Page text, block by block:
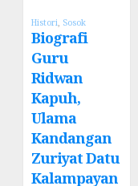
Histori Sosok
Biografi
Guru
Ridwan
Kapuh,
Ulama
Kandangan
Zuriyat Datu
Kalampayan